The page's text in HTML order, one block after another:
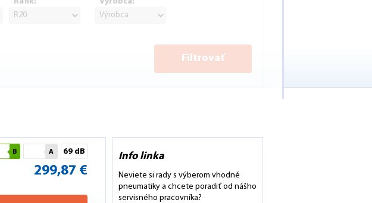
Filtrovať
B A 69 dB
299,87 €
Info linka
Neviete si rady s výberom vhodné
pneumatiky a chcete poradiť od nášho
servisného pracovníka?